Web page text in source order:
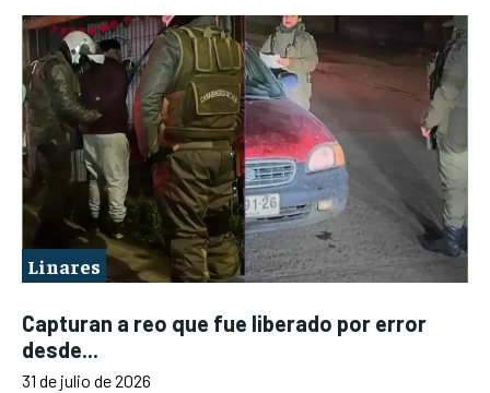
Linares
Capturan a reo que fue liberado por error
desde...
31 de julio de 2026